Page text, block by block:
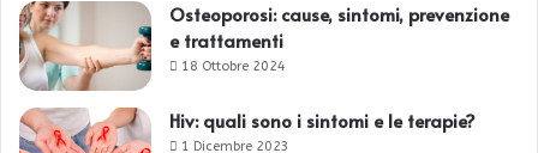
Osteoporosi: cause, sintomi, prevenzione
e trattamenti
18 Ottobre 2024
Hiv: quali sono i sintomi e le terapie?
1 Dicembre 2023